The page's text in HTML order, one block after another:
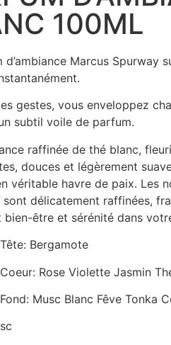
100ML
d’ambiance Marcus Spurway
gestes, vous enveloppez
subtil voile de parfum.
raffinée de thé blanc,
douces et légèrement
véritable havre de paix. Les
sont délicatement raffinées,
être et sérénité dans
Bergamote
Rose Violette Jasmin
Musc Blanc Fêve Tonka